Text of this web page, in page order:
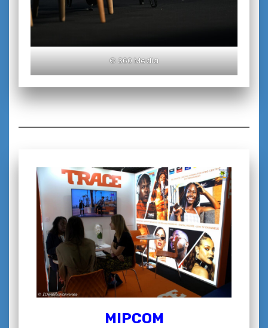
© 360 Media
MIPCOM